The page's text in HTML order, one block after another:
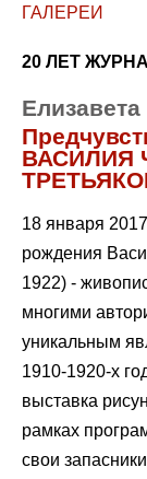
20 ЛЕТ
ВАСИЛИЯ
18 января
рождения
1922) -
многими
уникальным
1910-1920-х
выставка
рамках
свои